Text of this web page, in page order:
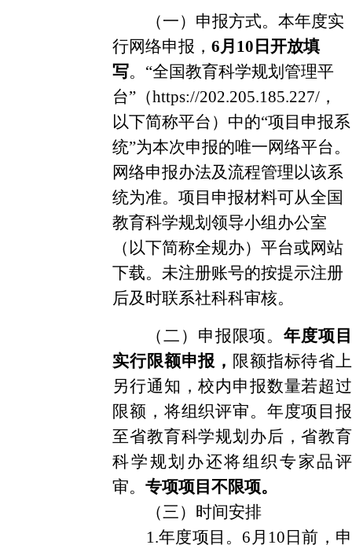
（一）申报方式。 本年度实
行网络申报，6月10日开放填
写。 “全国教育科学规划管理平
台”（https://202.205.185.227/，
以下简称平台）中的“项目申报系
统”为本次申报的唯一网络平台。
网络申报办法及流程管理以该系
统为准。项目申报材料可从全国
教育科学规划领导小组办公室
（以下简称全规办）平台或网站
下载。未注册账号的按提示注册
后及时联系社科科审核。
（二）申报限项。年度项目
实行限额申报， 限额指标待省上
另行通知，校内申报数量若超过
限额，将组织评审。年度项目报
至省教育科学规划办后 ，省教育
科学规划办还将组织专家品评
审。专项项目不限项。
（三）时间安排
1.年度项目。 6月10日前，申